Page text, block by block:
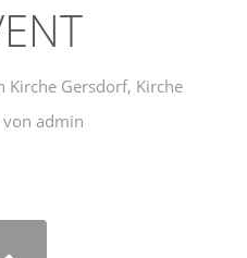
Kirche Gersdorf, Kirche
von admin